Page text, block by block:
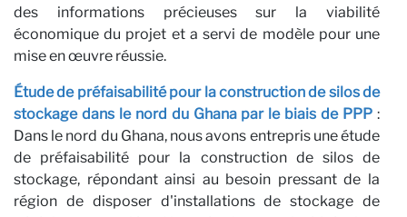
des informations précieuses sur la viabilité
économique du projet et a servi de modèle pour une
mise en œuvre réussie.
Étude de préfaisabilité pour la construction de silos de
stockage dans le nord du Ghana par le biais de PPP :
Dans le nord du Ghana, nous avons entrepris une étude
de préfaisabilité pour la construction de silos de
stockage, répondant ainsi au besoin pressant de la
région de disposer d'installations de stockage de